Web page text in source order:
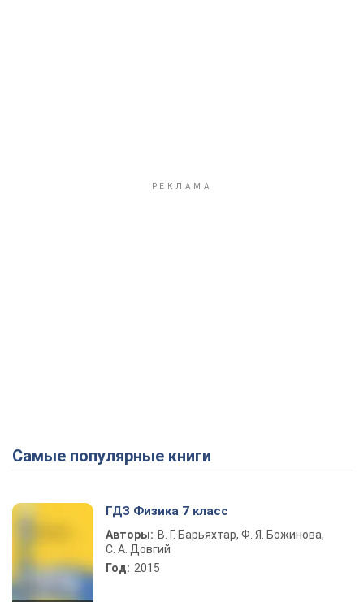
Самые популярные книги
ГДЗ Физика 7 класс
Авторы: В. Г. Барьяхтар, Ф. Я. Божинова,
С. А. Довгий
Год: 2015